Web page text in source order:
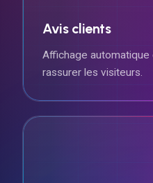
Avis clients
Affichage
rassurer les visiteurs.